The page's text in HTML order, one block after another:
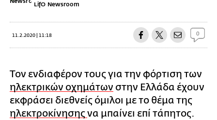
LifO Newsroom
11.2.2020 | 11:18 0
Τον ενδιαφέρον τους για την φόρτιση των
ηλεκτρικών οχημάτων στην Ελλάδα έχουν
εκφράσει διεθνείς όμιλοι με το θέμα της
ηλεκτροκίνησηςνα μπαίνει επί τάπητος.